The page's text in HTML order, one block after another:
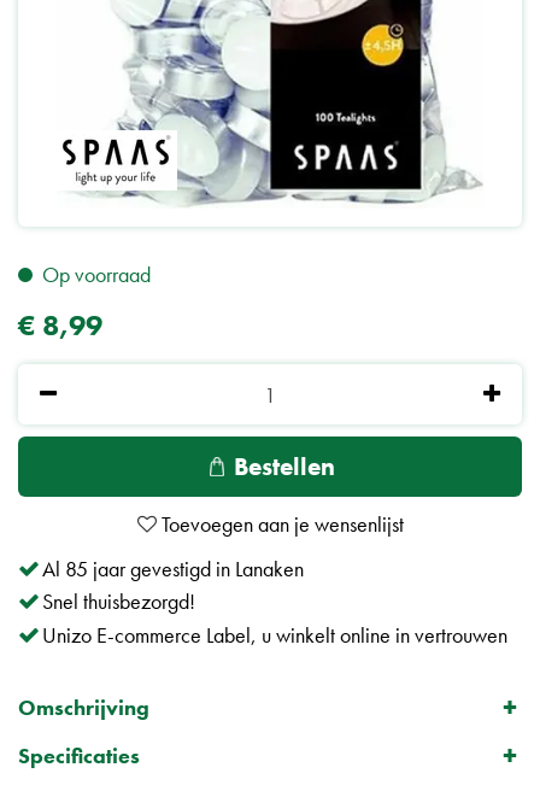
Op voorraad
€ 8,99
Al 85 jaar gevestigd in Lanaken
Snel thuisbezorgd!
Unizo E-commerce Label, u winkelt online in vertrouwen
Omschrijving
Specificaties